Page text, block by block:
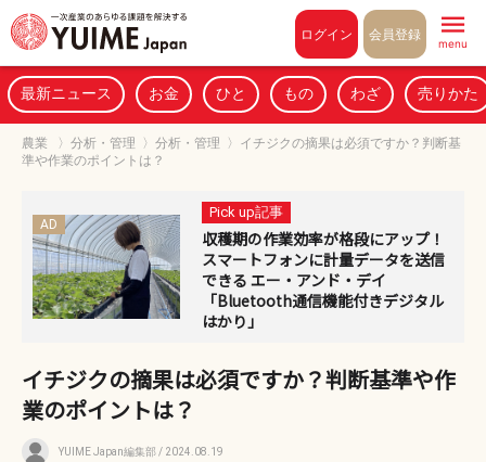
ログイン 会員登録
menu
最新ニュース お金 ひと もの わざ 売りかた
農業 〉 分析・管理 〉 分析・管理 〉 イチジクの摘果は必須ですか？判断基
準や作業のポイントは？
AD
Pick up記事
収穫期の作業効率が格段にアップ！
スマートフォンに計量データを送信
できる エー・アンド・デイ
「Bluetooth通信機能付きデジタル
はかり」
イチジクの摘果は必須ですか？判断基準や作
業のポイントは？
YUIME Japan編集部 / 2024.08.19